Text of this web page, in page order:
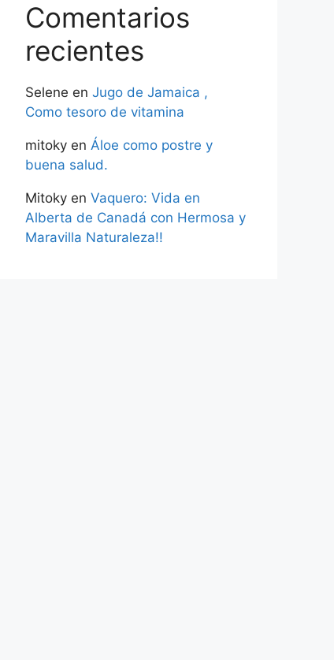
Comentarios
recientes
Selene en Jugo de Jamaica ,
Como tesoro de vitamina
mitoky en Áloe como postre y
buena salud.
Mitoky en Vaquero: Vida en
Alberta de Canadá con Hermosa y
Maravilla Naturaleza!!